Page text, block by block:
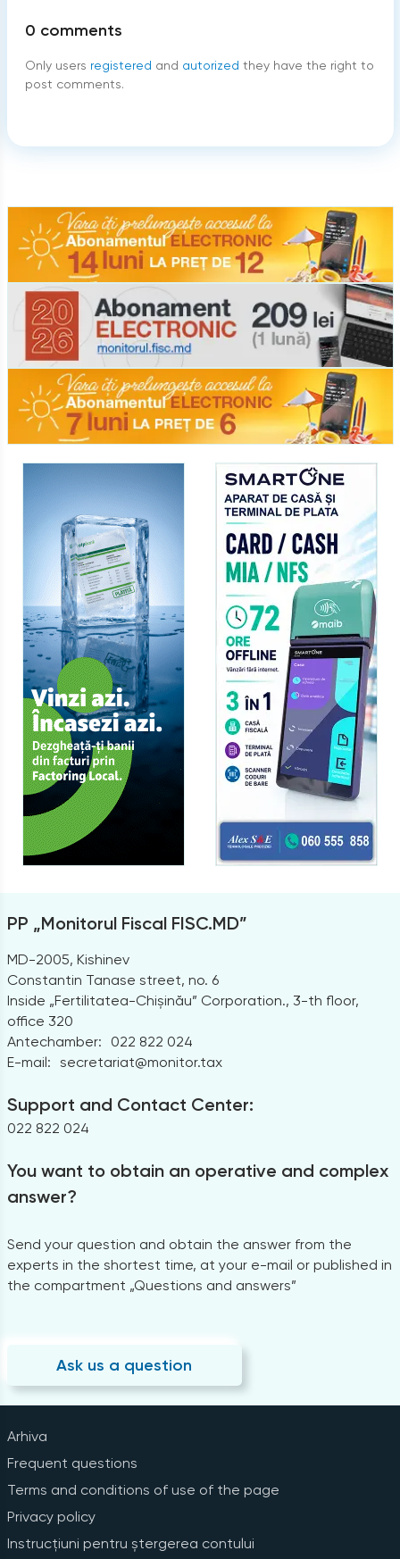
0 comments
Only users registered and autorized they have the right to
post comments.
PP „Monitorul Fiscal FISC.MD”
MD-2005, Kishinev
Constantin Tanase street, no. 6
Inside „Fertilitatea-Chișinău” Corporation., 3-th floor,
office 320
Antechamber:
022 822 024
E-mail: secretariat@monitor.tax
Support and Contact Center:
022 822 024
You want to obtain an operative and complex
answer?
Send your question and obtain the answer from the
experts in the shortest time, at your e-mail or published in
the compartment „Questions and answers”
Ask us a question
Arhiva
Frequent questions
Terms and conditions of use of the page
Privacy policy
Instrucțiuni pentru ștergerea contului